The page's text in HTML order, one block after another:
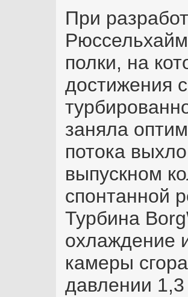
При
полки, на
достижения
заняла
потока
выпускном
спонтанной
Турбина
охлаждение
камеры
давлении